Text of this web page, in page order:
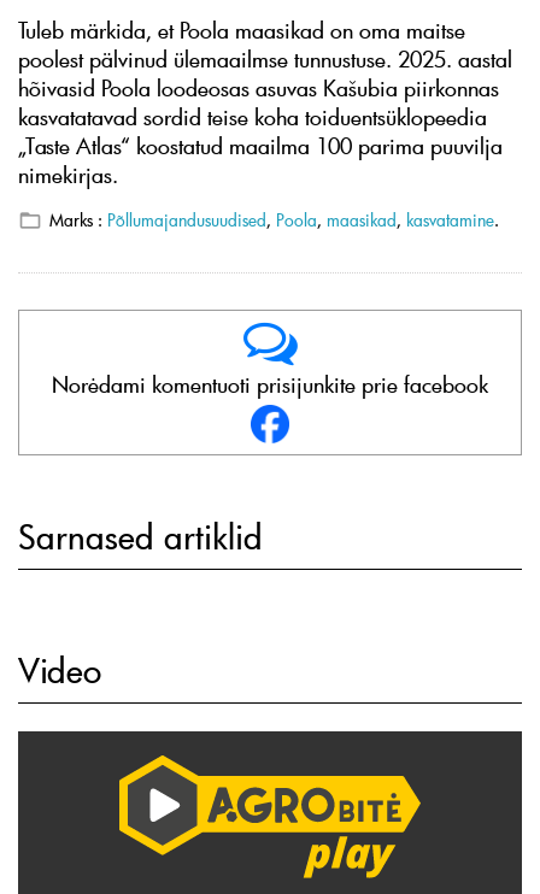
Tuleb märkida, et Poola maasikad on oma maitse
poolest pälvinud ülemaailmse tunnustuse. 2025. aastal
hõivasid Poola loodeosas asuvas Kašubia piirkonnas
kasvatatavad sordid teise koha toiduentsüklopeedia
„Taste Atlas“ koostatud maailma 100 parima puuvilja
nimekirjas.
Marks : Põllumajandusuudised, Poola, maasikad, kasvatamine.
Norėdami komentuoti prisijunkite prie facebook
Sarnased artiklid
Video